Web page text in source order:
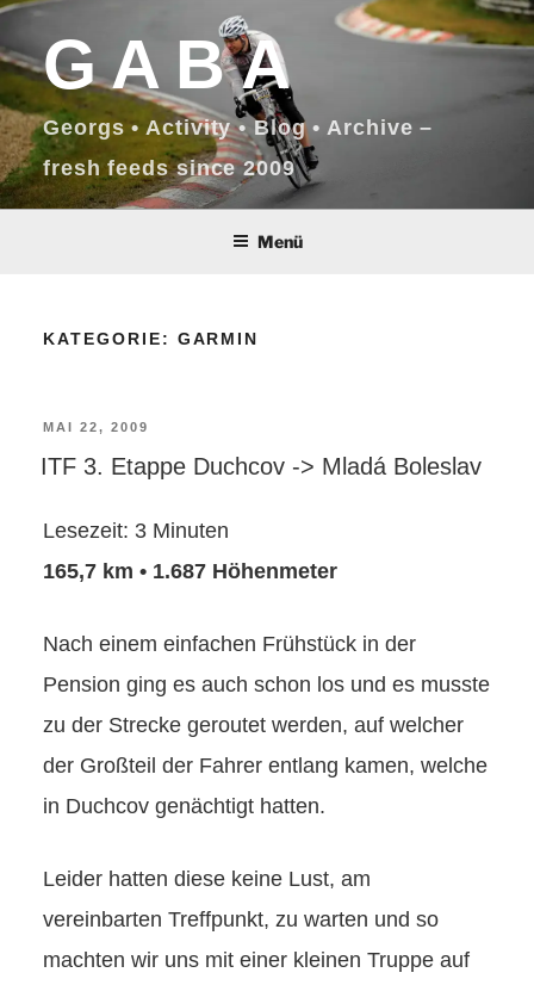
Zum
Inhalt
springenGABA
Georgs • Activity • Blog • Archive –
fresh feeds since 2009
Menü
KATEGORIE: GARMIN
VERÖFFENTLICHT
AM
MAI 22, 2009
ITF 3. Etappe Duchcov -> Mladá Boleslav
Lesezeit: 3 Minuten
165,7 km • 1.687 Höhenmeter
Nach einem einfachen Frühstück in der
Pension ging es auch schon los und es musste
zu der Strecke geroutet werden, auf welcher
der Großteil der Fahrer entlang kamen, welche
in Duchcov genächtigt hatten.
Leider hatten diese keine Lust, am
vereinbarten Treffpunkt, zu warten und so
machten wir uns mit einer kleinen Truppe auf